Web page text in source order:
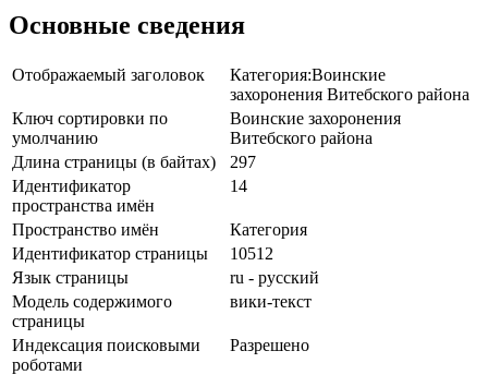
Основные сведения
Отображаемый заголовок
Категория:Воинские
захоронения Витебского района
Ключ сортировки по
умолчанию
Воинские захоронения
Витебского района
Длина страницы (в байтах)
297
Идентификатор
пространства имён
14
Пространство имён
Категория
Идентификатор страницы
10512
Язык страницы
ru - русский
Модель содержимого
страницы
вики-текст
Индексация поисковыми
роботами
Разрешено